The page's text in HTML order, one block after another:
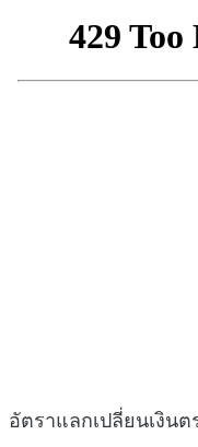
อัตราแลกเปลี่ยนเงินต